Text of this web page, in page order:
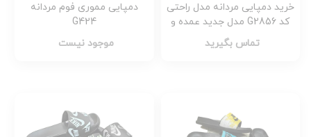
خرید دمپایی مردانه مدل راحتی
کد G2856 مدل جدید عمده و
تک
تماس بگیرید
دمپایی مموری فوم مردانه
G424
موجود نیست